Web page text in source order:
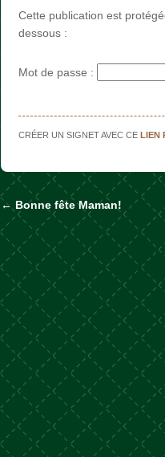
Cette publication est
dessous :
Mot de passe :
CRÉER UN SIGNET AVEC CELIEN
Naviguer dans
← Bonne fête Maman!